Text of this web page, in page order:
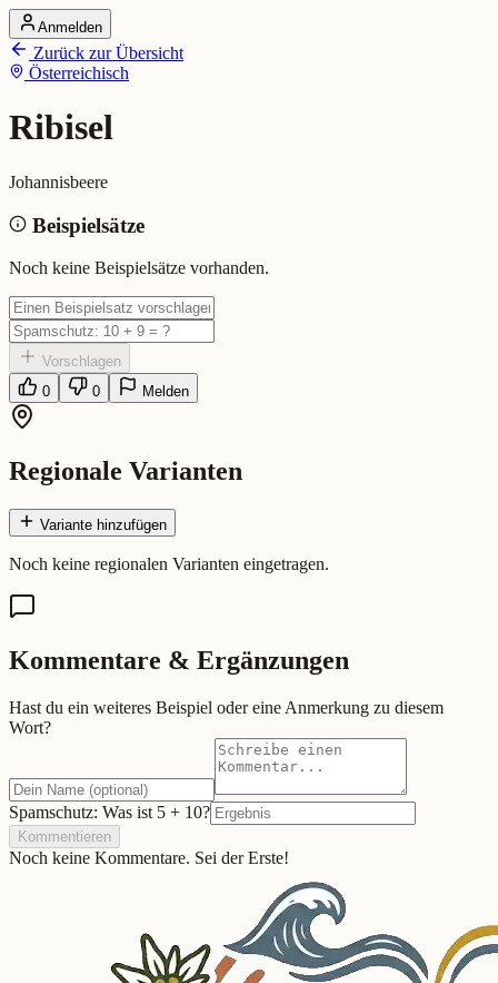
Startseite
Alle Dialekte
Dialekte vergleichen
Dialekt-Karte
Ranking
Ribisel (Österreichisch)
Bedeutung:Johannisbeere
Anmelden
Zurück zur Übersicht
Österreichisch
Ribisel
Johannisbeere
Beispielsätze
Noch keine Beispielsätze vorhanden.
Vorschlagen
0
0 Melden
Regionale Varianten
Variante hinzufügen
Noch keine regionalen Varianten eingetragen.
Kommentare & Ergänzungen
Hast du ein weiteres Beispiel oder eine Anmerkung zu diesem
Wort?
Spamschutz: Was ist 5 + 10?
Kommentieren
Noch keine Kommentare. Sei der Erste!